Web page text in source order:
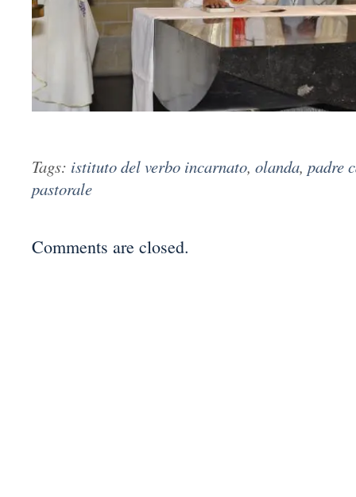
Tags: istituto del verbo incarnato, olanda, padre
pastorale
Comments are closed.